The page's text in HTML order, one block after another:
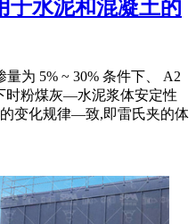
于水泥和混凝土的
量为 5% ~ 30% 条件下、 A2
时粉煤灰—水泥浆体安定性
变化规律—致,即雷氏夹的体